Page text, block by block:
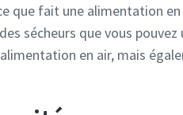
que fait une alimentation
sécheurs que vous
en air, mais